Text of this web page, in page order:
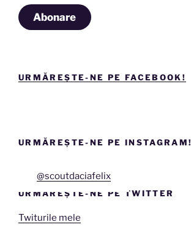
Abonare
URMĂREȘTE-NE PE FACEBOOK!
URMĂREȘTE-NE PE INSTAGRAM!
@scoutdaciafelix
URMĂREȘTE-NE PE TWITTER
Twiturile mele